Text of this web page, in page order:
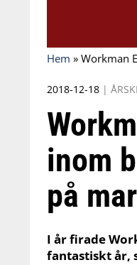
Hem » Workman
2018-12-18 |
inom
på
I år firade
fantastiskt år,